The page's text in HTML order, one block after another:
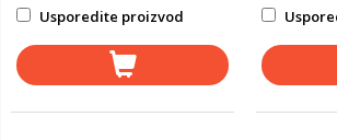
Usporedite proizvod